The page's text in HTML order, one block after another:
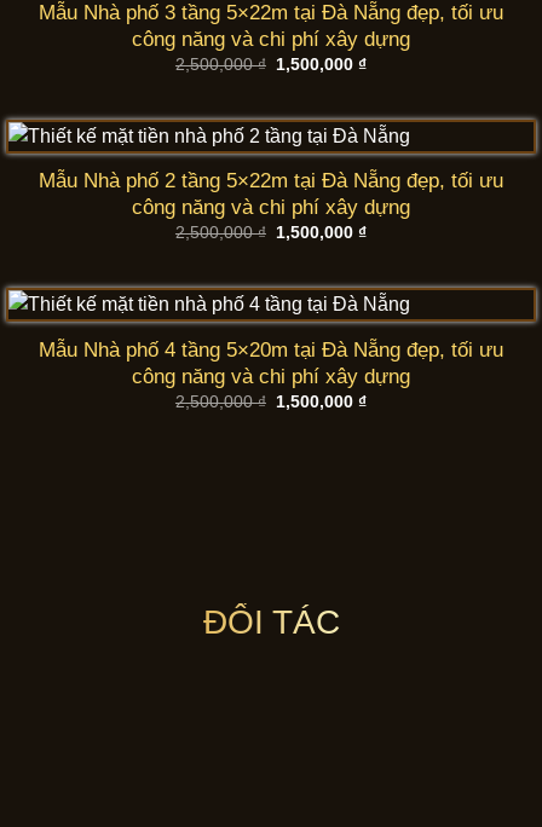
Mẫu Nhà phố 3 tầng 5×22m tại Đà Nẵng đẹp, tối ưu
công năng và chi phí xây dựng
2,500,000₫
Giá
1,500,000₫Giá
1,500,000 ₫.
Mẫu Nhà phố 2 tầng 5×22m tại Đà Nẵng đẹp, tối ưu
công năng và chi phí xây dựng
2,500,000₫
Giá
1,500,000₫Giá
1,500,000 ₫.
Mẫu Nhà phố 4 tầng 5×20m tại Đà Nẵng đẹp, tối ưu
công năng và chi phí xây dựng
2,500,000₫
Giá
gốc
1,500,000₫Giá
ĐỐI TÁC